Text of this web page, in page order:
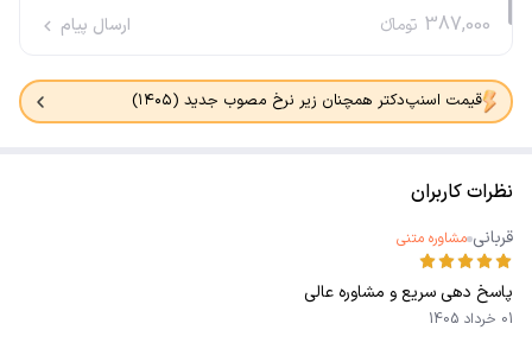
387,000 تومانء ارسال پیام
قیمت اسنپ‌دکتر همچنان زیر نرخ مصوب جدید (۱۴۰۵)
نظرات کاربران
قربانی مشاوره متنی
پاسخ دهی سریع و مشاوره عالی
01 خرداد 1405